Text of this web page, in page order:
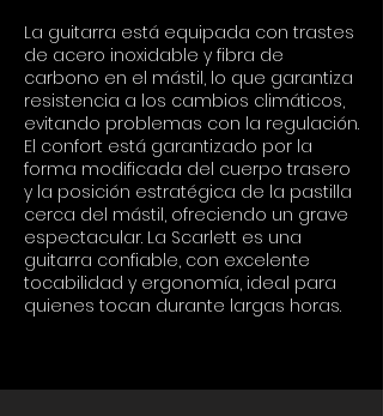
La guitarra está equipada con trastes
de acero inoxidable y fibra de
carbono en el mástil, lo que garantiza
resistencia a los cambios climáticos,
evitando problemas con la regulación.
El confort está garantizado por la
forma modificada del cuerpo trasero
y la posición estratégica de la pastilla
cerca del mástil, ofreciendo un grave
espectacular. La Scarlett es una
guitarra confiable, con excelente
tocabilidad y ergonomía, ideal para
quienes tocan durante largas horas.